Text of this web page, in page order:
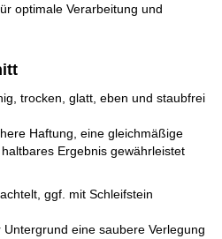
optimale Verarbeitung und
trocken, glatt, eben und staubfrei
Haftung, eine gleichmäßige
Ergebnis gewährleistet
ggf. mit Schleifstein
eine saubere Verlegung